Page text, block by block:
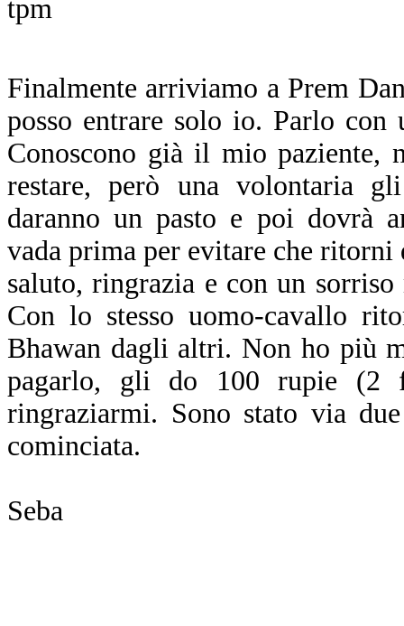
Finalmente arriviamo a Prem
posso entrare solo io. Parlo con
Conoscono già il mio paziente,
restare, però una volontaria
daranno un pasto e poi dovrà
vada prima per evitare che
saluto, ringrazia e con un
Con lo stesso uomo-cavallo
Bhawan dagli altri. Non ho più
pagarlo, gli do 100 rupie (2
ringraziarmi. Sono stato via
cominciata.
Seba